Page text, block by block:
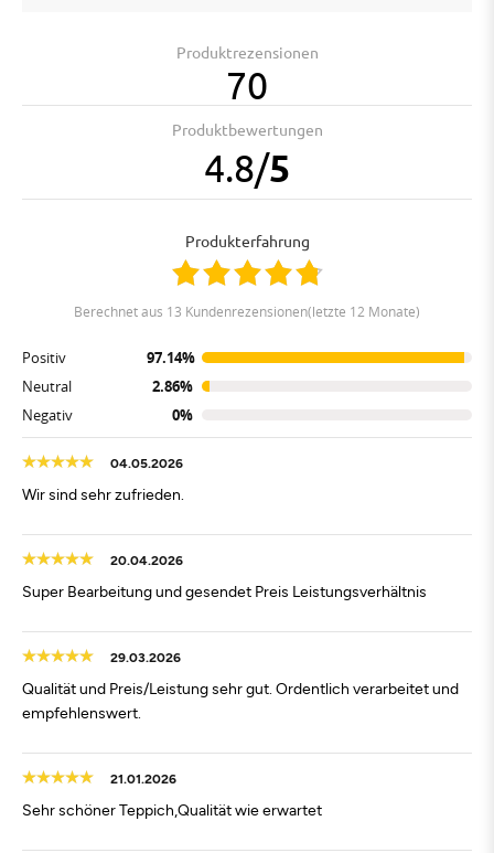
Produktrezensionen
70
Produktbewertungen
4.8/5
Produkterfahrung
berechnet aus 13 Kundenrezensionen(letzte 12 Monate)
Positiv
97.14%
Neutral
2.86%
Negativ
0%
04.05.2026
Wir sind sehr zufrieden.
20.04.2026
Super Bearbeitung und gesendet Preis Leistungsverhältnis
29.03.2026
Qualität und Preis/Leistung sehr gut. Ordentlich verarbeitet und
empfehlenswert.
21.01.2026
Sehr schöner Teppich,Qualität wie erwartet